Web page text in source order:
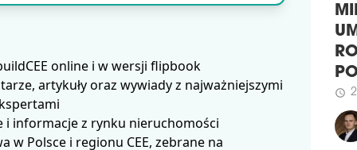
online i w wersji flipbook
artykuły oraz wywiady z najważniejszymi
i informacje z rynku nieruchomości
w Polsce i regionu CEE, zebrane na
schedule